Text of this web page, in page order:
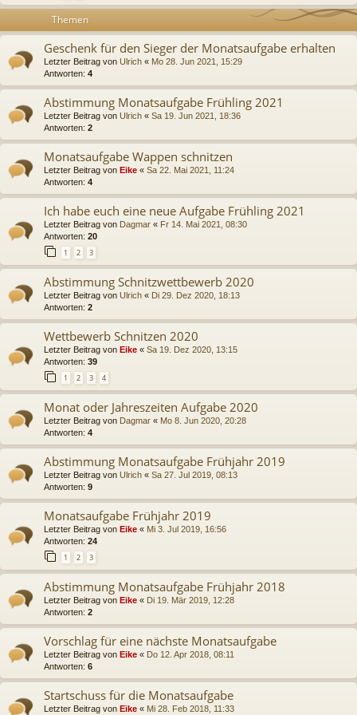
Themen
Geschenk für den Sieger der Monatsaufgabe erhalten
Letzter Beitrag von Ulrich « Mo 28. Jun 2021, 15:29
Antworten: 4
Abstimmung Monatsaufgabe Frühling 2021
Letzter Beitrag von Ulrich « Sa 19. Jun 2021, 18:36
Antworten: 2
Monatsaufgabe Wappen schnitzen
Letzter Beitrag von Eike « Sa 22. Mai 2021, 11:24
Antworten: 4
Ich habe euch eine neue Aufgabe Frühling 2021
Letzter Beitrag von Dagmar « Fr 14. Mai 2021, 08:30
Antworten: 20
1 2 3
Abstimmung Schnitzwettbewerb 2020
Letzter Beitrag von Ulrich « Di 29. Dez 2020, 18:13
Antworten: 2
Wettbewerb Schnitzen 2020
Letzter Beitrag von Eike « Sa 19. Dez 2020, 13:15
Antworten: 39
1 2 3 4
Monat oder Jahreszeiten Aufgabe 2020
Letzter Beitrag von Dagmar « Mo 8. Jun 2020, 20:28
Antworten: 4
Abstimmung Monatsaufgabe Frühjahr 2019
Letzter Beitrag von Ulrich « Sa 27. Jul 2019, 08:13
Antworten: 9
Monatsaufgabe Frühjahr 2019
Letzter Beitrag von Eike « Mi 3. Jul 2019, 16:56
Antworten: 24
1 2 3
Abstimmung Monatsaufgabe Frühjahr 2018
Letzter Beitrag von Eike « Di 19. Mär 2019, 12:28
Antworten: 2
Vorschlag für eine nächste Monatsaufgabe
Letzter Beitrag von Eike « Do 12. Apr 2018, 08:11
Antworten: 6
Startschuss für die Monatsaufgabe
Letzter Beitrag von Eike « Mi 28. Feb 2018, 11:33